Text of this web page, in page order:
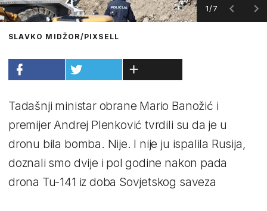
1/7
SLAVKO MIDŽOR/PIXSELL
Tadašnji ministar obrane Mario Banožić i
premijer Andrej Plenković tvrdili su da je u
dronu bila bomba. Nije. I nije ju ispalila Rusija,
doznali smo dvije i pol godine nakon pada
drona Tu-141 iz doba Sovjetskog saveza